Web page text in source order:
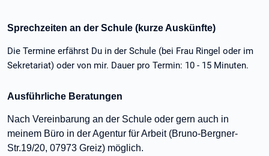
Sprechzeiten an der Schule (kurze Auskünfte)
Die Termine erfährst Du in der Schule (bei Frau Ringel oder im
Sekretariat) oder von mir. Dauer pro Termin: 10 - 15 Minuten.
Ausführliche Beratungen
Nach Vereinbarung an der Schule oder gern auch in
meinem Büro in der Agentur für Arbeit (Bruno-Bergner-
Str.19/20, 07973 Greiz) möglich.